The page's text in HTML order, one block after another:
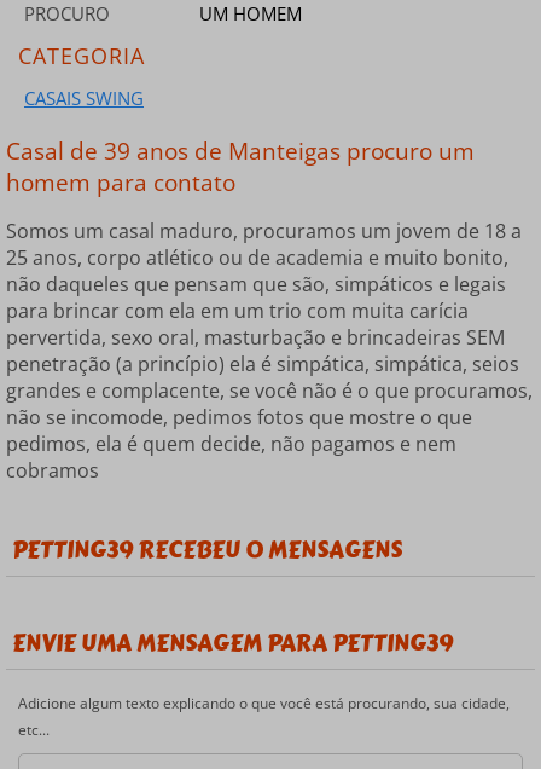
PROCURO
UM HOMEM
CATEGORIA
CASAIS SWING
Casal de 39 anos de Manteigas procuro um
homem para contato
Somos um casal maduro, procuramos um jovem de 18 a
25 anos, corpo atlético ou de academia e muito bonito,
não daqueles que pensam que são, simpáticos e legais
para brincar com ela em um trio com muita carícia
pervertida, sexo oral, masturbação e brincadeiras SEM
penetração (a princípio) ela é simpática, simpática, seios
grandes e complacente, se você não é o que procuramos,
não se incomode, pedimos fotos que mostre o que
pedimos, ela é quem decide, não pagamos e nem
cobramos
PETTING39 RECEBEU 0 MENSAGENS
ENVIE UMA MENSAGEM PARA PETTING39
Adicione algum texto explicando o que você está procurando, sua cidade,
etc...